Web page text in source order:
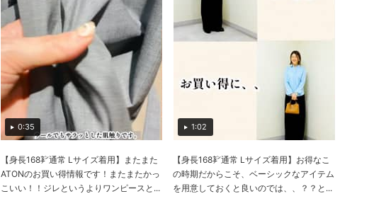
0:35
【身長168㌢通常 Lサイズ着用】またまた
ATONのお買い得情報です！またまたかっ
こいい！！ジレというよりワンピースと...
1:02
【身長168㌢通常 Lサイズ着用】お得なこ
の時期だからこそ、ベーシックなアイテム
を用意しておくと良いのでは、、？？と...